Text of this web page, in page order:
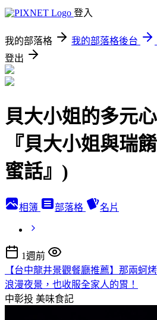
登入
我的部落格 我的部落格後台
登出
貝大小姐的多元
『貝大小姐與瑞
蜜話』)
相簿 部落格 名片
1週前
【台中龍井景觀餐廳推薦】那兩蚵
浪漫夜景，也收服全家人的胃！
中彰投 美味食記